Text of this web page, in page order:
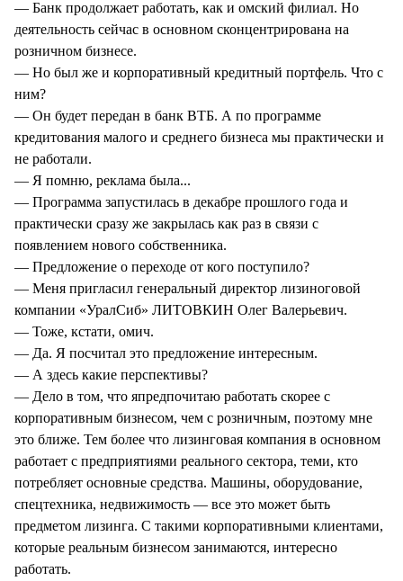
— Банк продолжает работать, как и омский филиал. Но
деятельность сейчас в основном сконцентрирована на
розничном бизнесе.
— Но был же и корпоративный кредитный портфель. Что с
ним?
— Он будет передан в банк ВТБ. А по программе
кредитования малого и среднего бизнеса мы практически и
не работали.
— Я помню, реклама была...
— Программа запустилась в декабре прошлого года и
практически сразу же закрылась как раз в связи с
появлением нового собственника.
— Предложение о переходе от кого поступило?
— Меня пригласил генеральный директор лизиноговой
компании «УралСиб» ЛИТОВКИН Олег Валерьевич.
— Тоже, кстати, омич.
— Да. Я посчитал это предложение интересным.
— А здесь какие перспективы?
— Дело в том, что япредпочитаю работать скорее с
корпоративным бизнесом, чем с розничным, поэтому мне
это ближе. Тем более что лизинговая компания в основном
работает с предприятиями реального сектора, теми, кто
потребляет основные средства. Машины, оборудование,
спецтехника, недвижимость — все это может быть
предметом лизинга. С такими корпоративными клиентами,
которые реальным бизнесом занимаются, интересно
работать.